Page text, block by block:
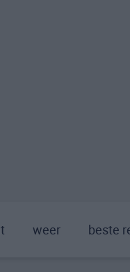
weer beste